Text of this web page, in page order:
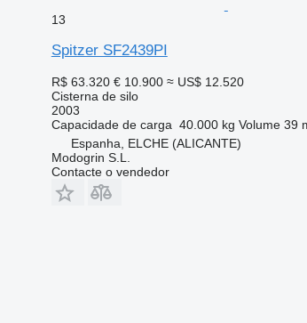
13
Spitzer SF2439PI
R$ 63.320 € 10.900 ≈ US$ 12.520
Cisterna de silo
2003
Capacidade de carga 40.000 kg Volume 39
Espanha, ELCHE (ALICANTE)
Modogrin S.L.
Contacte o vendedor